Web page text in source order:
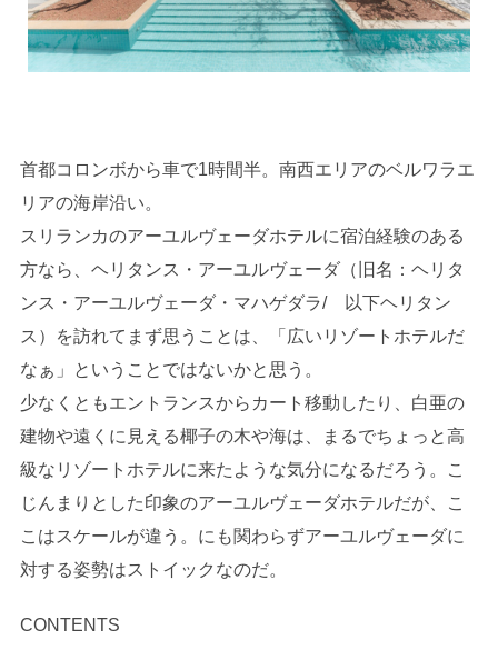
首都コロンボから車で1時間半。南西エリアのベルワラエ
リアの海岸沿い。
スリランカのアーユルヴェーダホテルに宿泊経験のある
方なら、ヘリタンス・アーユルヴェーダ（旧名：ヘリタ
ンス・アーユルヴェーダ・マハゲダラ/ 以下ヘリタン
ス）を訪れてまず思うことは、「広いリゾートホテルだ
なぁ」ということではないかと思う。
少なくともエントランスからカート移動したり、白亜の
建物や遠くに見える椰子の木や海は、まるでちょっと高
級なリゾートホテルに来たような気分になるだろう。こ
じんまりとした印象のアーユルヴェーダホテルだが、こ
こはスケールが違う。にも関わらずアーユルヴェーダに
対する姿勢はストイックなのだ。
CONTENTS